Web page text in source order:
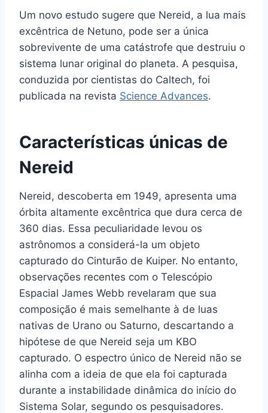
Um novo estudo sugere que Nereid, a lua mais
excêntrica de Netuno, pode ser a única
sobrevivente de uma catástrofe que destruiu o
sistema lunar original do planeta. A pesquisa,
conduzida por cientistas do Caltech, foi
publicada na revista Science Advances.
Características únicas de
Nereid
Nereid, descoberta em 1949, apresenta uma
órbita altamente excêntrica que dura cerca de
360 dias. Essa peculiaridade levou os
astrônomos a considerá-la um objeto
capturado do Cinturão de Kuiper. No entanto,
observações recentes com o Telescópio
Espacial James Webb revelaram que sua
composição é mais semelhante à de luas
nativas de Urano ou Saturno, descartando a
hipótese de que Nereid seja um KBO
capturado. O espectro único de Nereid não se
alinha com a ideia de que ela foi capturada
durante a instabilidade dinâmica do início do
Sistema Solar, segundo os pesquisadores.